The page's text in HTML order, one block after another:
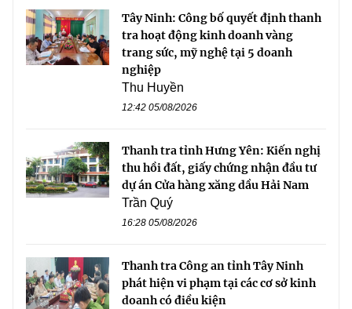
Tây Ninh: Công bố quyết định thanh
tra hoạt động kinh doanh vàng
trang sức, mỹ nghệ tại 5 doanh
nghiệp
Thu Huyền
12:42 05/08/2026
Thanh tra tỉnh Hưng Yên: Kiến nghị
thu hồi đất, giấy chứng nhận đầu tư
dự án Cửa hàng xăng dầu Hải Nam
Trần Quý
16:28 05/08/2026
Thanh tra Công an tỉnh Tây Ninh
phát hiện vi phạm tại các cơ sở kinh
doanh có điều kiện